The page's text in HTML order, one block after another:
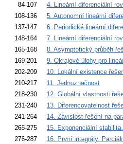
84-107
4. Lineární diferenciální
108-136
5. Autonomní lineární
137-147
6. Periodické lineární
148-164
7. Lineární diferenciální
165-168
8. Asymptotický průběh
169-201
9. Okrajové úlohy pro
202-209
10. Lokální existence
210-217
11. Jednoznačnost
218-230
12. Globální vlastnosti
231-240
13. Diferencovatelnost
241-264
14. Závislost řešení na
265-275
15. Exponenciální
276-287
16. První integrály.